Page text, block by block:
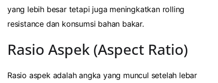
yang lebih besar tetapi juga meningkatkan rolling
resistance dan konsumsi bahan bakar.
Rasio Aspek (Aspect Ratio)
Rasio aspek adalah angka yang muncul setelah lebar